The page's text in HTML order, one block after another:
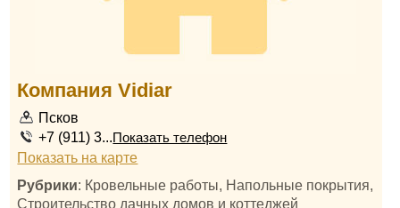
Компания Vidiar
Псков
+7 (911) 3...Показать телефон
Показать на карте
Рубрики: Кровельные работы, Напольные покрытия,
Строительство дачных домов и коттеджей